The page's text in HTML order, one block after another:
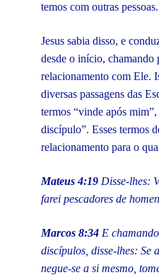
temos com outras pessoas.
Jesus sabia disso, e
desde o início, chamando
relacionamento com Ele.
diversas passagens das
termos “vinde após mim”,
discípulo”. Esses termos
relacionamento para o
Mateus 4:19 Disse-lhes:
farei pescadores de
Marcos 8:34 E
discípulos, disse-lhes: Se
negue-se a si mesmo,